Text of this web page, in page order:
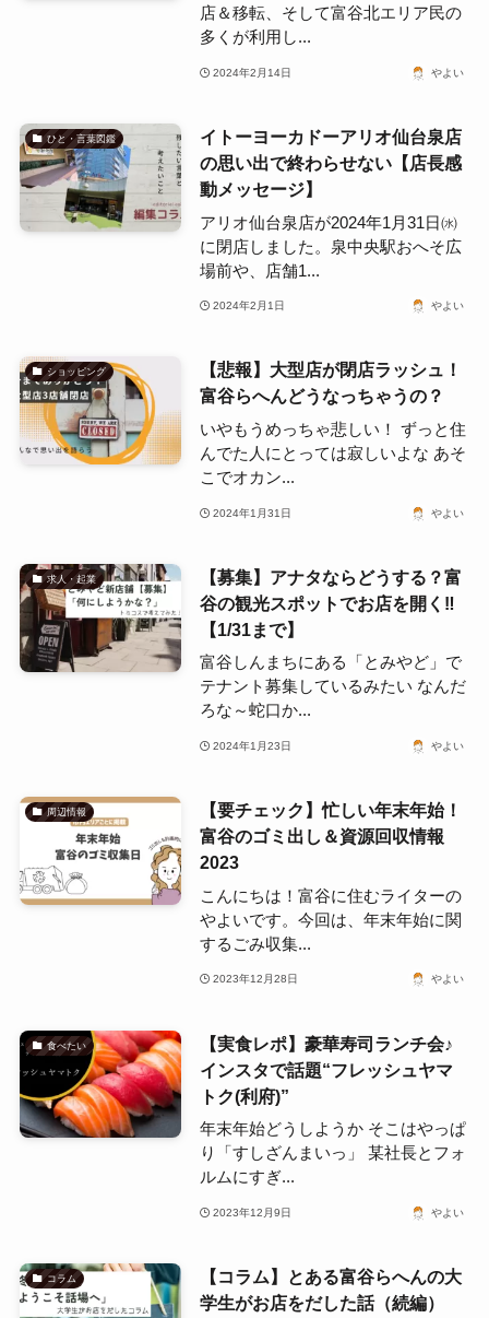
店＆移転、そして富谷北エリア民の
多くが利用し...
2024年2月14日 やよい
ひと・言葉図鑑
イトーヨーカドーアリオ仙台泉店
の思い出で終わらせない【店長感
動メッセージ】
アリオ仙台泉店が2024年1月31日㈬
に閉店しました。泉中央駅おへそ広
場前や、店舗1...
2024年2月1日 やよい
ショッピング
【悲報】大型店が閉店ラッシュ！
富谷らへんどうなっちゃうの？
いやもうめっちゃ悲しい！ ずっと住
んでた人にとっては寂しいよな あそ
こでオカン...
2024年1月31日 やよい
求人・起業
【募集】アナタならどうする？富
谷の観光スポットでお店を開く‼
【1/31まで】
富谷しんまちにある「とみやど」で
テナント募集しているみたい なんだ
ろな～蛇口か...
2024年1月23日 やよい
周辺情報
【要チェック】忙しい年末年始！
富谷のゴミ出し＆資源回収情報
2023
こんにちは！富谷に住むライターの
やよいです。今回は、年末年始に関
するごみ収集...
2023年12月28日 やよい
食べたい
【実食レポ】豪華寿司ランチ会♪
インスタで話題“フレッシュヤマ
トク(利府)”
年末年始どうしようか そこはやっぱ
り「すしざんまいっ」 某社長とフォ
ルムにすぎ...
2023年12月9日 やよい
コラム
【コラム】とある富谷らへんの大
学生がお店をだした話（続編）